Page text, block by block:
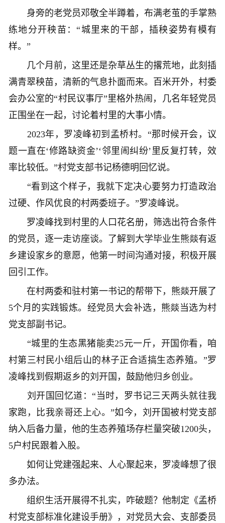
身旁的老党员邓敬全半蹲着，布满老茧的手掌熟
练地分开秧苗：“城里来的干部，插秧姿势有模有
样。”
几个月前，这里还是杂草丛生的撂荒地，此刻插
满青翠秧苗，清新的气息扑面而来。百米开外，村委
会办公室的“村民议事厅”里格外热闹，几名年轻党员
正围坐在一起，讨论着村里的大事小情。
2023年，罗凌峰初到孟桥村。“那时候开会，议
题一直在‘修路缺资金’‘邻里闹纠纷’里反复打转，效
率比较低。”村党支部书记杨德明回忆说。
“看到这个样子，我就下定决心要努力打造政治
过硬、作风优良的村两委班子。”罗凌峰说。
罗凌峰找到村里的人口花名册，筛选出符合条件
的党员，逐一走访座谈。了解到大学毕业生熊燚有返
乡建设家乡的意愿，他第一时间沟通对接，积极开展
回引工作。
在村两委和驻村第一书记的帮带下，熊燚开展了
5个月的实践锻炼。经党员大会补选，熊燚当选为村
党支部副书记。
“城里的生态黑猪能卖25元一斤，开国你看，咱
村第三村民小组后山的林子正合适搞生态养殖。”罗
凌峰找到假期返乡的刘开国，鼓励他归乡创业。
刘开国回忆道：“当时，罗书记三天两头就往我
家跑，比我亲哥还上心。”如今，刘开国被村党支部
纳入后备力量，他的生态养殖场存栏量突破1200头，
5户村民跟着入股。
如何让党建强起来、人心聚起来，罗凌峰想了很
多办法。
组织生活开展得不扎实，咋破题？他制定《孟桥
村党支部标准化建设手册》，对党员大会、支部委员